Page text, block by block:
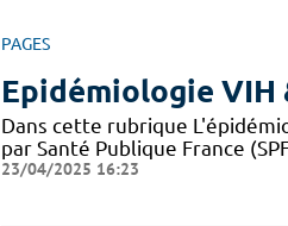
PAGES
Epidémiologie VIH
Dans cette rubrique
par Santé Publique France
23/04/2025 16:23